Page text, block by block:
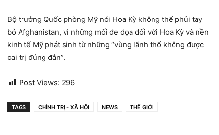
Bộ trưởng Quốc phòng Mỹ nói Hoa Kỳ không thể phủi tay
bỏ Afghanistan, vì những mối đe dọa đối với Hoa Kỳ và nền
kinh tế Mỹ phát sinh từ những “vùng lãnh thổ không được
cai trị đúng đắn”.
Post Views: 296
TAGS CHÍNH TRỊ - XÃ HỘI NEWS THẾ GIỚI